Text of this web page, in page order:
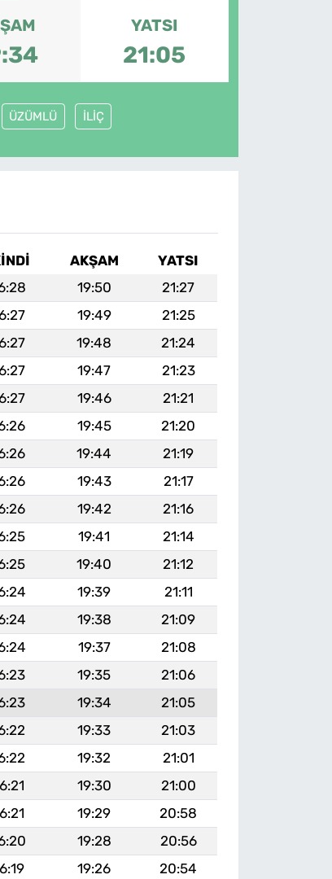
YATSI
21:05
ÜZÜMLÜ İLİÇ
AKŞAM
YATSI
19:50
21:27
19:49
21:25
19:48
21:24
19:47
21:23
19:46
21:21
19:45
21:20
19:44
21:19
19:43
21:17
19:42
21:16
19:41
21:14
19:40
21:12
19:39
21:11
19:38
21:09
19:37
21:08
19:35
21:06
19:34
21:05
19:33
21:03
19:32
21:01
19:30
21:00
19:29
20:58
19:28
20:56
19:26
20:54